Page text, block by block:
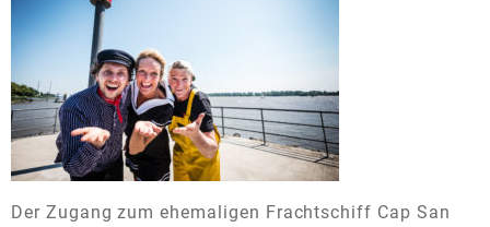
Der Zugang zum ehemaligen Frachtschiff Cap San